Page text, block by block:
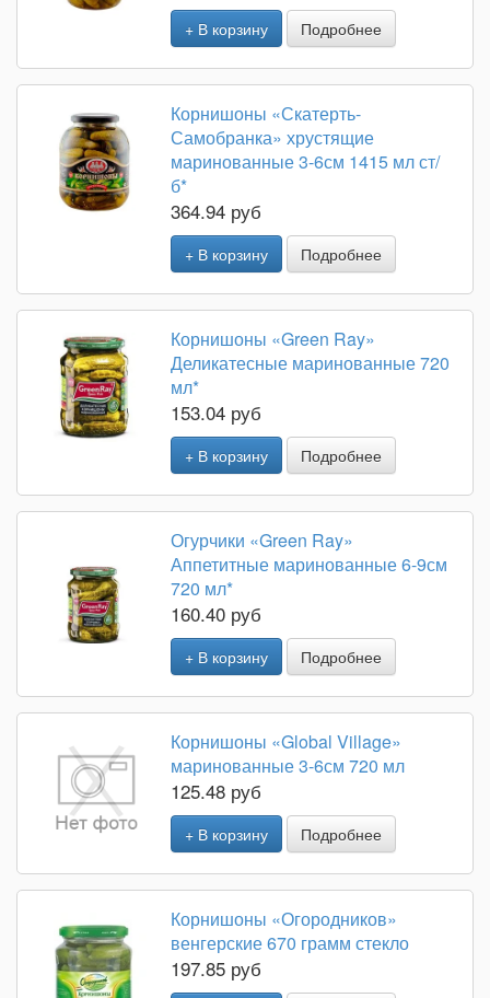
+ В корзину Подробнее
Корнишоны «Скатерть-
Самобранка» хрустящие
маринованные 3-6см 1415 мл ст/
б*
364.94 руб
+ В корзину Подробнее
Корнишоны «Green Ray»
Деликатесные маринованные 720
мл*
153.04 руб
+ В корзину Подробнее
Огурчики «Green Ray»
Аппетитные маринованные 6-9см
720 мл*
160.40 руб
+ В корзину Подробнее
Корнишоны «Global Village»
маринованные 3-6см 720 мл
125.48 руб
+ В корзину Подробнее
Корнишоны «Огородников»
венгерские 670 грамм стекло
197.85 руб